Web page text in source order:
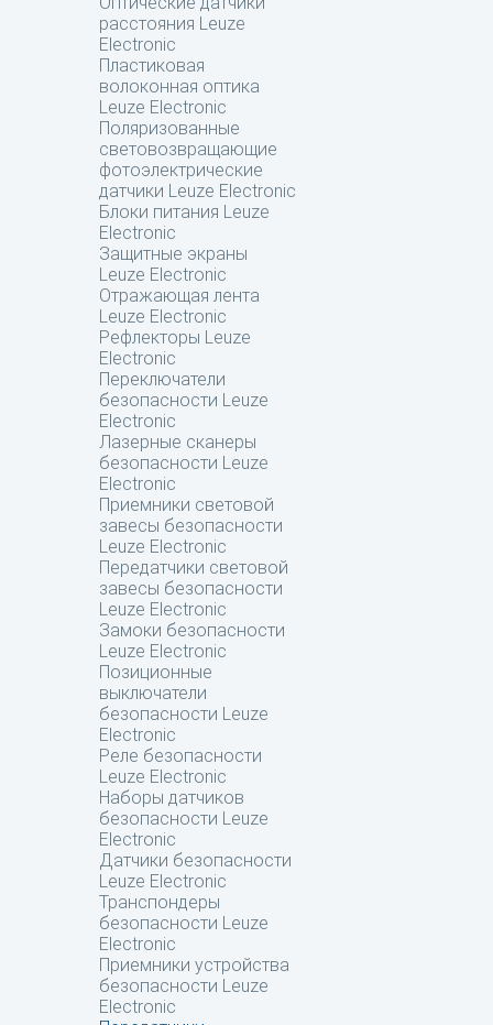
расстояния Leuze
Electronic
Пластиковая
волоконная оптика
Leuze Electronic
Поляризованные
световозвращающие
фотоэлектрические
датчики Leuze Electronic
Блоки питания Leuze
Electronic
Защитные экраны
Leuze Electronic
Отражающая лента
Leuze Electronic
Рефлекторы Leuze
Electronic
Переключатели
безопасности Leuze
Electronic
Лазерные сканеры
безопасности Leuze
Electronic
Приемники световой
завесы безопасности
Leuze Electronic
Передатчики световой
завесы безопасности
Leuze Electronic
Замоки безопасности
Leuze Electronic
Позиционные
выключатели
безопасности Leuze
Electronic
Реле безопасности
Leuze Electronic
Наборы датчиков
безопасности Leuze
Electronic
Датчики безопасности
Leuze Electronic
Транспондеры
безопасности Leuze
Electronic
Приемники устройства
безопасности Leuze
Electronic